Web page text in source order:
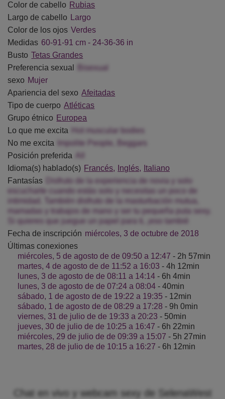
Color de cabello Rubias
Largo de cabello Largo
Color de los ojos Verdes
Medidas 60-91-91 cm - 24-36-36 in
Busto Tetas Grandes
Preferencia sexual
Bisexual
sexo Mujer
Apariencia del sexo Afeitadas
Tipo de cuerpo Atléticas
Grupo étnico Europea
Lo que me excita
Hot muscular bodies
No me excita
Impolite People, Beggars
Posición preferida
Idioma(s) hablado(s) Francés Inglés
Italiano
Fantasías
Disfruto de la experiencia de novia y solo
escucharte cuando estás solo y necesitas un poco de
intimidad. También disfruto de la masturbación mutua,
mamadas y trabajos de mano y ser tu pequeña puta sexy.
Si quieres que juegue un papel para ti, ¡eso tambié
Fecha de inscripción miércoles, 3 de octubre de 2018
Últimas conexiones
miércoles, 5 de agosto de de 09:50 a 12:47 - 2h 57min
martes, 4 de agosto de de 11:52 a 16:03 - 4h 12min
lunes, 3 de agosto de de 08:11 a 14:14 - 6h 4min
lunes, 3 de agosto de de 07:24 a 08:04 - 40min
sábado, 1 de agosto de de 19:22 a 19:35 - 12min
sábado, 1 de agosto de de 08:29 a 17:28 - 9h 0min
viernes, 31 de julio de de 19:33 a 20:23 - 50min
jueves, 30 de julio de de 10:25 a 16:47 - 6h 22min
miércoles, 29 de julio de de 09:39 a 15:07 - 5h 27min
martes, 28 de julio de de 10:15 a 16:27 - 6h 12min
Chat en vivo y webcam sexy de SelenaWest